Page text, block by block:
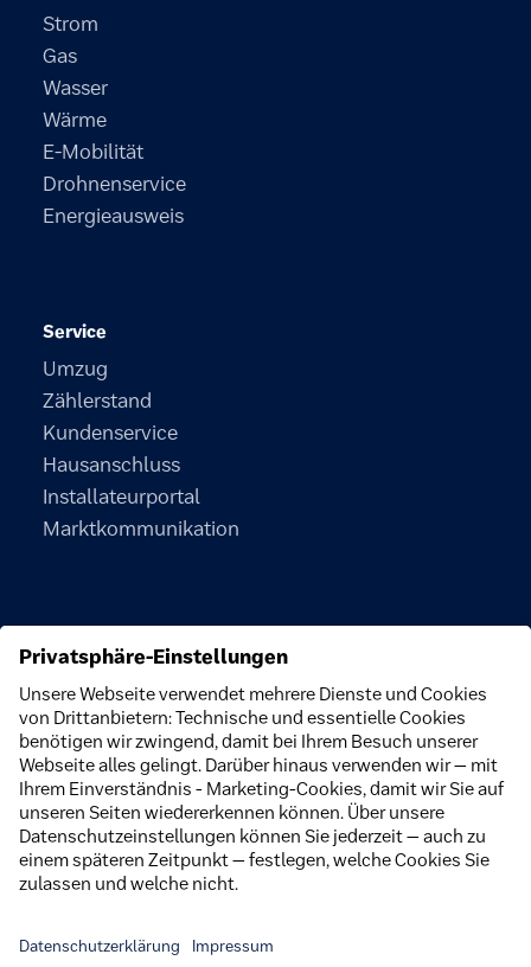
Strom
Gas
Wasser
Wärme
E-Mobilität
Drohnenservice
Energieausweis
Service
Umzug
Zählerstand
Kundenservice
Hausanschluss
Installateurportal
Marktkommunikation
Unternehmen
Über uns
Nachhaltigkeit
Engagement
Newsroom
Karriere
Störungen
Barrierefreiheitserklärung